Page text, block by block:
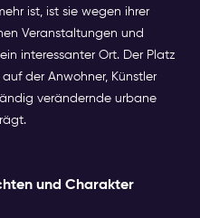
ist, ist sie wegen ihrer
Veranstaltungen und
interessanter Ort. Der Platz
der Anwohner, Künstler
verändernde urbane
und Charakter